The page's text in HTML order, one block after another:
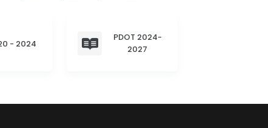
- 2024
PDOT 2024-
2027